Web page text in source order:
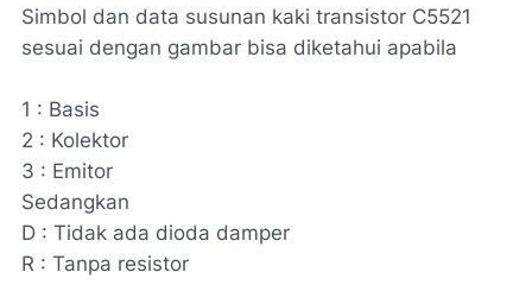
Simbol dan data susunan kaki transistor C5521
sesuai dengan gambar bisa diketahui apabila
1 : Basis
2 : Kolektor
3 : Emitor
Sedangkan
D : Tidak ada dioda damper
R : Tanpa resistor